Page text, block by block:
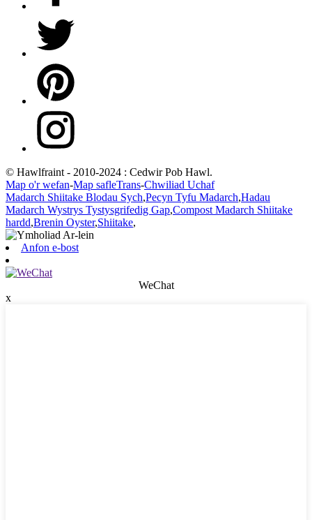
© Hawlfraint - 2010-2024 : Cedwir Pob Hawl.
Map o'r wefan-Map safleTrans-Chwiliad Uchaf
Madarch Shiitake Blodau Sych,Pecyn Tyfu Madarch,Hadau
Madarch Wystrys Tystysgrifedig Gap,Compost Madarch Shiitake
hardd,Brenin Oyster,Shiitake,
Anfon e-bost
WeChat
x